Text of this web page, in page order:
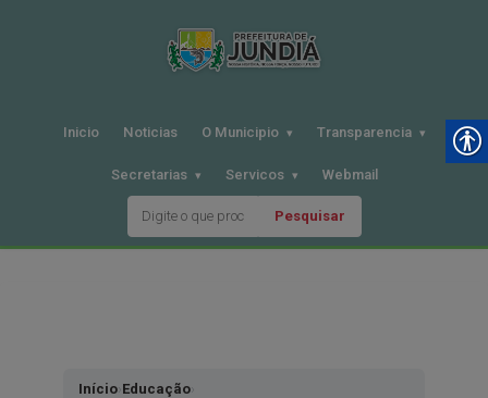
Inicio Noticias O Municipio Transparencia
Secretarias Servicos Webmail
Pesquisar
Início›Educação›